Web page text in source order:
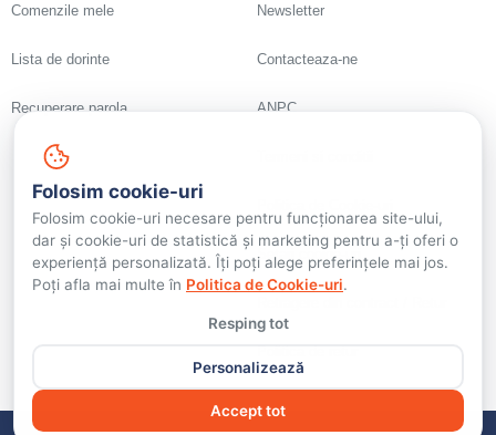
Comenzile mele
Lista de dorinte
Recuperare parola
Newsletter
Contacteaza-ne
ANPC
Setari cookie-uri
Folosim cookie-uri
Folosim cookie-uri necesare pentru funcționarea site-ului,
dar și cookie-uri de statistică și marketing pentru a-ți oferi o
experiență personalizată. Îți poți alege preferințele mai jos.
Poți afla mai multe în Politica de Cookie-uri.
Resping tot
Personalizează
Accept tot